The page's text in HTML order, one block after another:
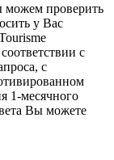
можем проверить
у Вас
с
с
1-месячного
Вы можете